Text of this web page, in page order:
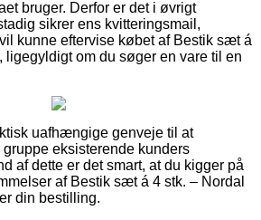
bruger. Derfor er det i øvrigt
sikrer ens kvitteringsmail,
kunne eftervise købet af Bestik sæt á
ligegyldigt om du søger en vare til en
uafhængige genveje til at
eksisterende kunders
af dette er det smart, at du kigger på
af Bestik sæt á 4 stk. – Nordal
din bestilling.